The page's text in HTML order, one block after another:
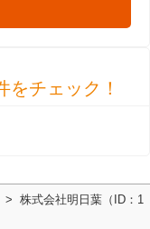
チェック！
株式会社明日葉（ID：1